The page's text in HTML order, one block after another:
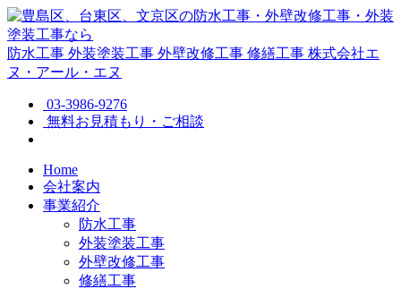
防水工事 外装塗装工事 外壁改修工事 修繕工事 株式会社エ
ヌ・アール・エヌ
03-3986-9276
無料お見積もり・ご相談
Home
会社案内
事業紹介
防水工事
外装塗装工事
外壁改修工事
修繕工事